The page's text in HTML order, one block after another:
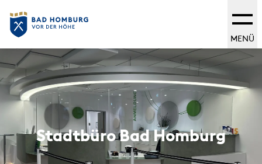
MENÜ
Stadtbüro Bad Homburg